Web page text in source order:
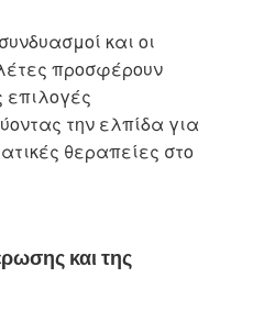
και οι
προσφέρουν
επιλογές
την ελπίδα για
θεραπείες στο
και της